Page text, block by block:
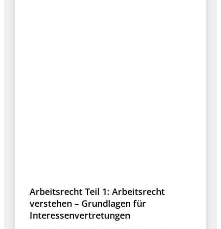
Arbeitsrecht Teil 1: Arbeitsrecht
verstehen – Grundlagen für
Interessenvertretungen